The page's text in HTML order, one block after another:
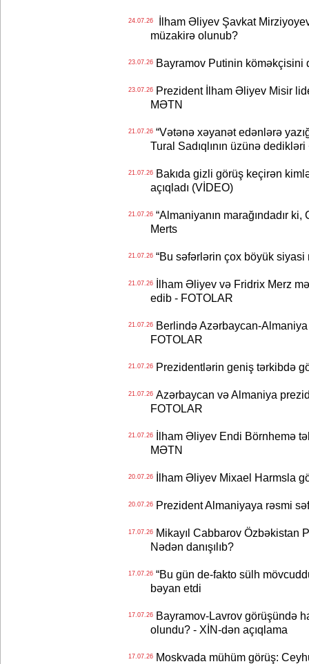
24.07.26İlham Əliyev Şavkat
müzakirə olunub?
23.07.26Bayramov Putinin köməkçisini
23.07.26Prezident İlham Əliyev Misir
MƏTN
21.07.26“Vətənə xəyanət edənlərə
Tural Sadıqlının üzünə
21.07.26Bakıda gizli görüş keçirən
açıqladı (VİDEO)
21.07.26“Almaniyanın marağındadır
Merts
21.07.26“Bu səfərlərin çox böyük siyasi
21.07.26İlham Əliyev və Fridrix Merz
edib - FOTOLAR
21.07.26Berlində Azərbaycan-Almaniya
FOTOLAR
21.07.26Prezidentlərin geniş tərkibdə
21.07.26Azərbaycan və Almaniya
FOTOLAR
21.07.26İlham Əliyev Endi Börnhemə
MƏTN
20.07.26İlham Əliyev Mixael Harmsla
20.07.26Prezident Almaniyaya rəsmi
17.07.26Mikayıl Cabbarov Özbəkistan
Nədən danışılıb?
17.07.26“Bu gün de-fakto sülh
bəyan etdi
17.07.26Bayramov-Lavrov görüşündə
olundu? - XİN-dən açıqlama
17.07.26Moskvada mühüm görüş: